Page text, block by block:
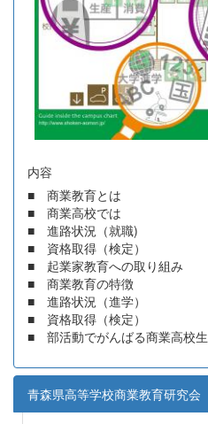
内容
■ 商業教育とは
■ 商業高校では
■ 進路状況（就職)
■ 資格取得（検定）
■ 起業家教育への取り組み
■ 商業教育の特徴
■ 進路状況（進学）
■ 資格取得（検定）
■ 部活動でがんばる商業高校生
青森県高等学校商業教育研究会